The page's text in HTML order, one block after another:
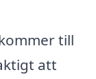
till
att